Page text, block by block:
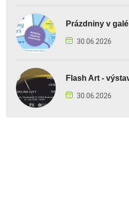
Prázdniny v
30.06.2026
Flash Art -
30.06.2026